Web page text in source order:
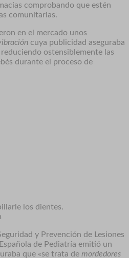
comprobando que estén
comunitarias.
en el mercado unos
cuya publicidad aseguraba
ostensiblemente las
durante el proceso de
los dientes.
y Prevención de Lesiones
de Pediatría emitió un
que «se trata de mordedores